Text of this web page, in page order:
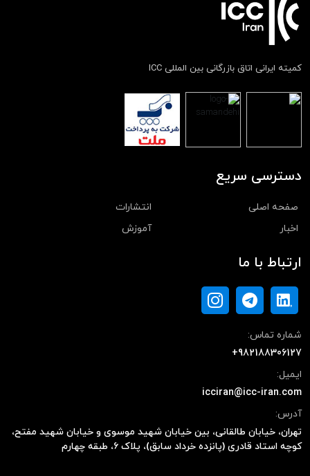
کمیته ایرانی اتاق بازرگانی بین المللی ICC
دسترسی سریع
صفحه اصلی
انتشارات
اخبار
آموزش
ارتباط با ما
شماره تماس:
+982188306127
ایمیل:
icciran@icc-iran.com
آدرس:
تهران، خیابان طالقانی، بین خیابان شهید موسوی و خیابان شهید مفتح،
کوچه استاد قادری (پانزده خرداد سابق)، پلاک ۶، طبقه چهارم